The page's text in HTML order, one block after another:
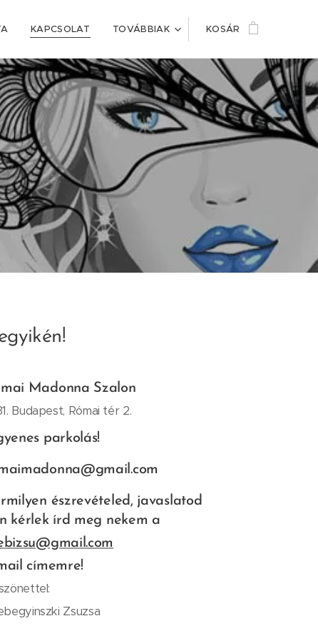
KAPCSOLAT TOVÁBBIAK KOSÁR
Madonna Szalon
Budapest, Római tér 2.
parkolás!
észrevételed, javaslatod
kérlek írd meg nekem a
címemre!
Zsuzsa